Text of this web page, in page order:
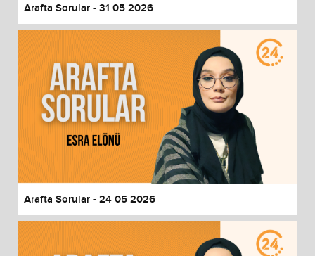
Arafta Sorular - 31 05 2026
Arafta Sorular - 24 05 2026